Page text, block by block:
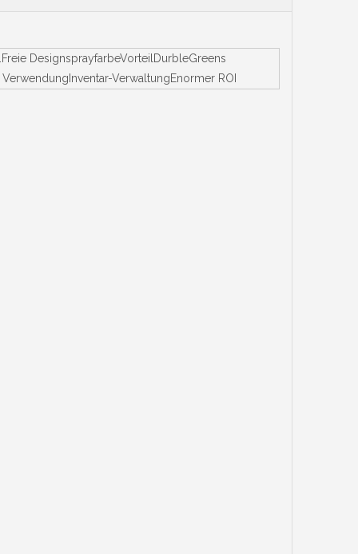
DesignsprayfarbeVorteilDurbleGreens
VerwaltungEnormer ROI